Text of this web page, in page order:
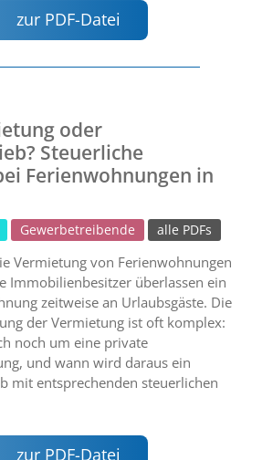
zur PDF-Datei
oder
Steuerliche
Ferienwohnungen in
Gewerbetreibende alle PDFs
Vermietung von Ferienwohnungen
Immobilienbesitzer überlassen ein
zeitweise an Urlaubsgäste. Die
der Vermietung ist oft komplex:
noch um eine private
und wann wird daraus ein
mit entsprechenden steuerlichen
zur PDF-Datei